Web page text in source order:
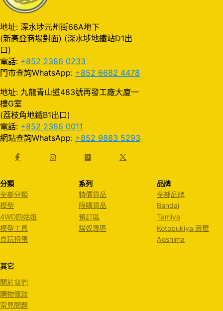
地址: 深水埗元州街66A地下
(新高登商場對面) (深水埗地鐵站D1出
口)
電話: +852 2386 0233
門市查詢WhatsApp: +852 6682 4478
地址: 九龍青山道483號再發工廠大廈一
樓G室
(荔枝角地鐵B1出口)
電話: +852 2386 0011
網站查詢WhatsApp: +852 9883 5293
分類
全部分類
模型
4WD四姑姐
模型工具
食玩扭蛋
系列
特價貨品
限購貨品
預訂區
貓奴專區
品牌
全部品牌
Bandai
Tamiya
Kotobukiya 壽屋
Aoshima
其它
關於我們
購物條款
常見問題